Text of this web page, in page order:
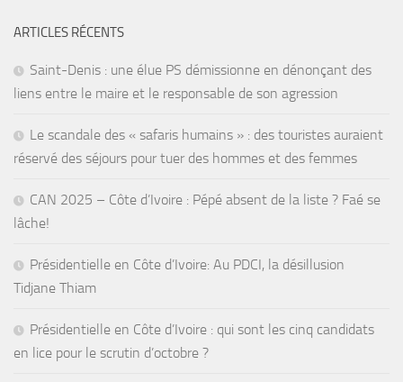
ARTICLES RÉCENTS
Saint-Denis : une élue PS démissionne en dénonçant des
liens entre le maire et le responsable de son agression
Le scandale des « safaris humains » : des touristes auraient
réservé des séjours pour tuer des hommes et des femmes
CAN 2025 – Côte d’Ivoire : Pépé absent de la liste ? Faé se
lâche!
Présidentielle en Côte d’Ivoire: Au PDCI, la désillusion
Tidjane Thiam
Présidentielle en Côte d’Ivoire : qui sont les cinq candidats
en lice pour le scrutin d’octobre ?